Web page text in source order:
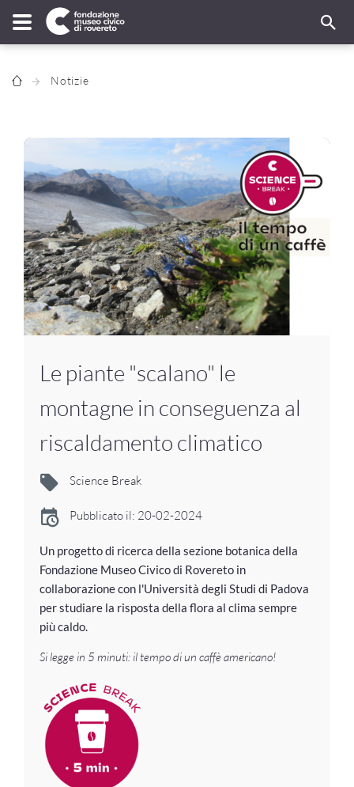
Notizie
Le piante "scalano" le
montagne in conseguenza al
riscaldamento climatico
Science Break
Pubblicato il: 20-02-2024
Un progetto di ricerca della sezione botanica della
Fondazione Museo Civico di Rovereto in
collaborazione con l'Università degli Studi di Padova
per studiare la risposta della flora al clima sempre
più caldo.
Si legge in 5 minuti: il tempo di un caffè americano!